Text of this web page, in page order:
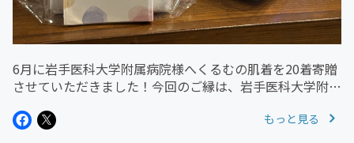
6月に岩手医科大学附属病院様へくるむの肌着を20着寄贈
させていただきました！今回のご縁は、岩手医科大学附属
ゼントされたことから始まりました。そしてくるむの活動
もっと見る